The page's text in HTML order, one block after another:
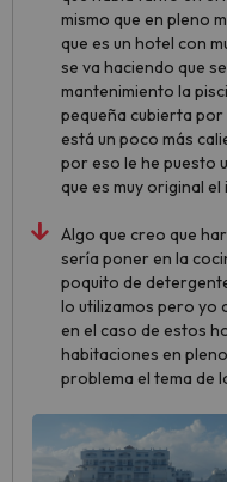
mismo que en pleno
que es un hotel con
se va haciendo que
mantenimiento la
pequeña cubierta
está un poco más
por eso le he puesto
que es muy original
Algo que creo que
sería poner en la
poquito de
lo utilizamos pero yo
en el caso de estos
habitaciones en
problema el tema de